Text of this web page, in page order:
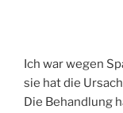
Ich war wegen
sie hat die
Die Behandlung